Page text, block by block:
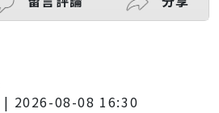
| 2026-08-08 16:30